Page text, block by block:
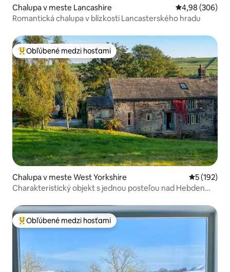
Chalupa v meste Lancashire Priemerné
4,98 (306)
Romantická chalupa v blízkosti Lancasterského hradu
Najobľúbenejšie medzi hosťami
Obľúbené medzi hosťami
Chalupa v meste West Yorkshire Priemerné
5 (192)
Charakteristický objekt s jednou posteľou nad Hebden
Najobľúbenejšie medzi hosťami
Obľúbené medzi hosťami